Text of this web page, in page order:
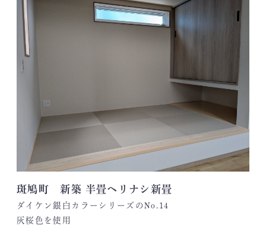
斑鳩町 新築 半畳ヘリナシ新畳
ダイケン銀白カラーシリーズのNo.14
灰桜色を使用